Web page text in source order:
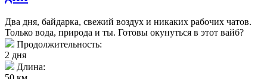
Два дня, байдарка, свежий воздух и никаких рабочих чатов.
Только вода, природа и ты. Готовы окунуться в этот вайб?
Продолжительность:
2 дня
Длина: